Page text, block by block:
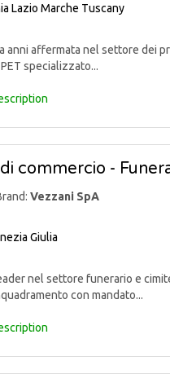
Lazio Marche Tuscany
anni affermata nel settore dei
specializzato...
commercio -
Vezzani SpA
Giulia
nel settore funerario e
con mandato...